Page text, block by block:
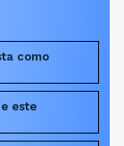
como
este